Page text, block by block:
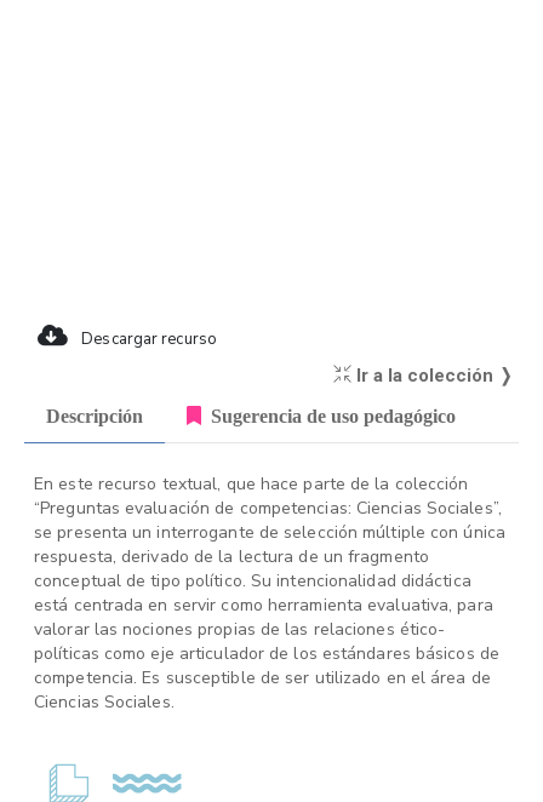
Descargar recurso
Ir a la colección ❭
Descripción Sugerencia de uso pedagógico
En este recurso textual, que hace parte de la colección
“Preguntas evaluación de competencias: Ciencias Sociales”,
se presenta un interrogante de selección múltiple con única
respuesta, derivado de la lectura de un fragmento
conceptual de tipo político. Su intencionalidad didáctica
está centrada en servir como herramienta evaluativa, para
valorar las nociones propias de las relaciones ético-
políticas como eje articulador de los estándares básicos de
competencia. Es susceptible de ser utilizado en el área de
Ciencias Sociales.